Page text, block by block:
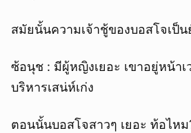
สมัยนั้นความเจ้าชู้ของบอสโจเป็น
ซ้อนุช : มีผู้หญิงเยอะ เขาอยู่หน้าเ
บริหารเสน่ห์เก่ง
ตอนนั้นบอสโจสาวๆ เยอะ ท้อไหม